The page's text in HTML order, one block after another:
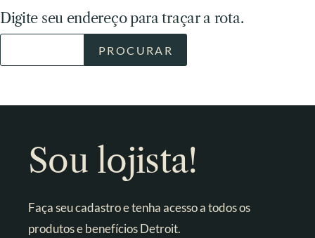
Digite seu endereço para traçar a rota.
Sou lojista!
Faça seu cadastro e tenha acesso a todos os
produtos e benefícios Detroit.